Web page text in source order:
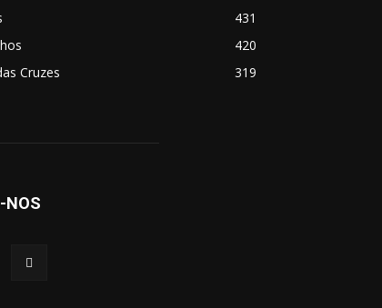
431
420
Cruzes
319
NOS